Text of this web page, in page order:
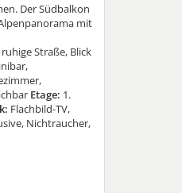
Der Südbalkon
mit
Straße, Blick
Etage: 1.
Flachbild-TV,
Nichtraucher,